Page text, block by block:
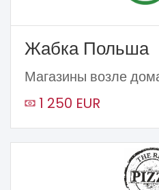
Жабка Польша
Магазины возле
1 250 EUR